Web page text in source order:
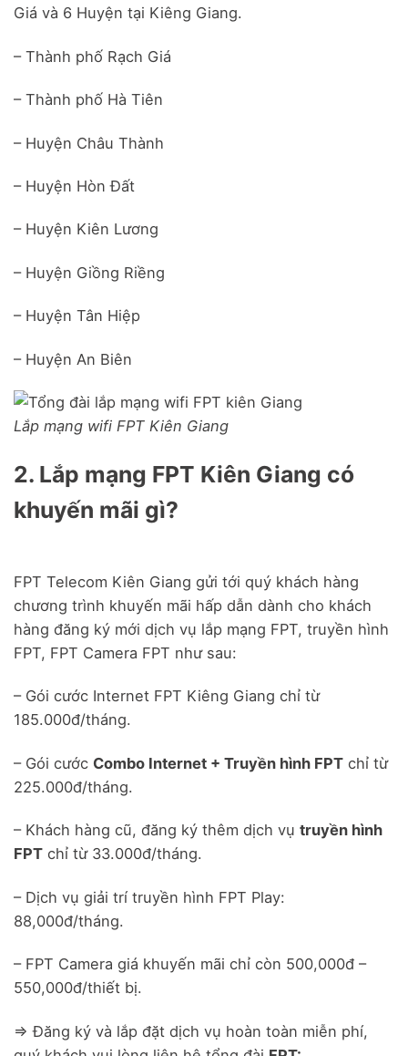
Giá và 6 Huyện tại Kiêng Giang.
– Thành phố Rạch Giá
– Thành phố Hà Tiên
– Huyện Châu Thành
– Huyện Hòn Đất
– Huyện Kiên Lương
– Huyện Giồng Riềng
– Huyện Tân Hiệp
– Huyện An Biên
Lắp mạng wifi FPT Kiên Giang
2. Lắp mạng FPT Kiên Giang có
khuyến mãi gì?
FPT Telecom Kiên Giang gửi tới quý khách hàng
chương trình khuyến mãi hấp dẫn dành cho khách
hàng đăng ký mới dịch vụ lắp mạng FPT, truyền hình
FPT, FPT Camera FPT như sau:
– Gói cước Internet FPT Kiêng Giang chỉ từ
185.000đ/tháng.
– Gói cước Combo Internet + Truyền hình FPT chỉ từ
225.000đ/tháng.
– Khách hàng cũ, đăng ký thêm dịch vụ truyền hình
FPT chỉ từ 33.000đ/tháng.
– Dịch vụ giải trí truyền hình FPT Play:
88,000đ/tháng.
– FPT Camera giá khuyến mãi chỉ còn 500,000đ –
550,000đ/thiết bị.
=> Đăng ký và lắp đặt dịch vụ hoàn toàn miễn phí,